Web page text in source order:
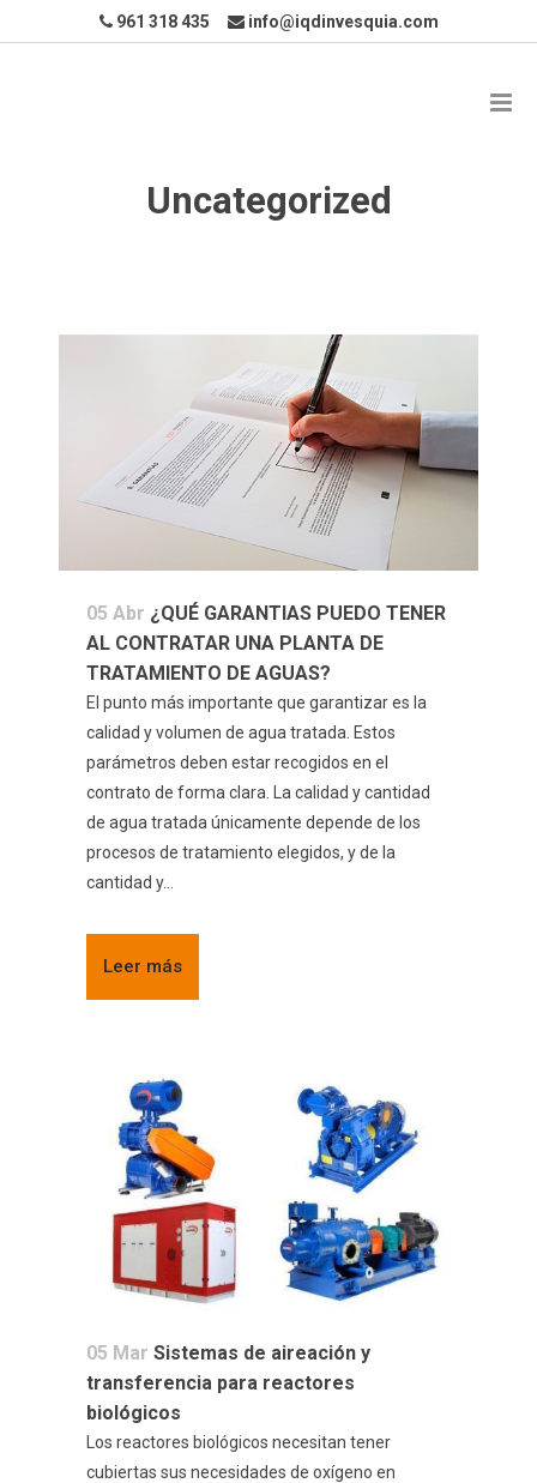
961 318 435 info@iqdinvesquia.com
Uncategorized
05 Abr ¿QUÉ GARANTIAS PUEDO TENER
AL CONTRATAR UNA PLANTA DE
TRATAMIENTO DE AGUAS?
El punto más importante que garantizar es la
calidad y volumen de agua tratada. Estos
parámetros deben estar recogidos en el
contrato de forma clara. La calidad y cantidad
de agua tratada únicamente depende de los
procesos de tratamiento elegidos, y de la
cantidad y...
Leer más
05 Mar Sistemas de aireación y
transferencia para reactores
biológicos
Los reactores biológicos necesitan tener
cubiertas sus necesidades de oxígeno en